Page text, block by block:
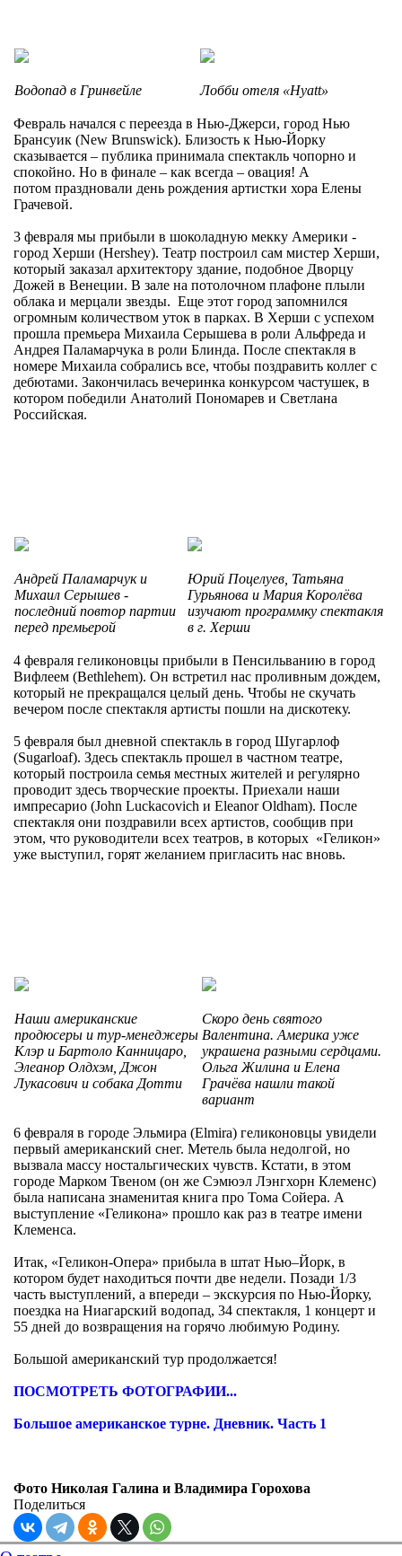
Водопад в Гринвейле Лобби отеля «Hyatt»
Февраль начался с переезда в Нью-Джерси, город Нью
Брансуик (New Brunswick). Близость к Нью-Йорку
сказывается – публика принимала спектакль чопорно и
спокойно. Но в финале – как всегда – овация! А
потом праздновали день рождения артистки хора Елены
Грачевой.
3 февраля мы прибыли в шоколадную мекку Америки -
город Херши (Hershey). Театр построил сам мистер Херши,
который заказал архитектору здание, подобное Дворцу
Дожей в Венеции. В зале на потолочном плафоне плыли
облака и мерцали звезды. Еще этот город запомнился
огромным количеством уток в парках. В Херши с успехом
прошла премьера Михаила Серышева в роли Альфреда и
Андрея Паламарчука в роли Блинда. После спектакля в
номере Михаила собрались все, чтобы поздравить коллег с
дебютами. Закончилась вечеринка конкурсом частушек, в
котором победили Анатолий Пономарев и Светлана
Российская.
Андрей Паламарчук и
Михаил Серышев -
последний повтор партии
перед премьерой
Юрий Поцелуев, Татьяна
Гурьянова и Мария Королёва
изучают программку спектакля
в г. Херши
4 февраля геликоновцы прибыли в Пенсильванию в город
Вифлеем (Bethlehem). Он встретил нас проливным дождем,
который не прекращался целый день. Чтобы не скучать
вечером после спектакля артисты пошли на дискотеку.
5 февраля был дневной спектакль в город Шугарлоф
(Sugarloaf). Здесь спектакль прошел в частном театре,
который построила семья местных жителей и регулярно
проводит здесь творческие проекты. Приехали наши
импресарио (John Luckacovich и Eleanor Oldham). После
спектакля они поздравили всех артистов, сообщив при
этом, что руководители всех театров, в которых «Геликон»
уже выступил, горят желанием пригласить нас вновь.
Наши американские
продюсеры и тур-менеджеры
Клэр и Бартоло Канницаро,
Элеанор Олдхэм, Джон
Лукасович и собака Дотти
Скоро день святого
Валентина. Америка уже
украшена разными сердцами.
Ольга Жилина и Елена
Грачёва нашли такой
вариант
6 февраля в городе Эльмира (Elmira) геликоновцы увидели
первый американский снег. Метель была недолгой, но
вызвала массу ностальгических чувств. Кстати, в этом
городе Марком Твеном (он же Сэмюэл Лэнгхорн Клеменс)
была написана знаменитая книга про Тома Сойера. А
выступление «Геликона» прошло как раз в театре имени
Клеменса.
Итак, «Геликон-Опера» прибыла в штат Нью–Йорк, в
котором будет находиться почти две недели. Позади 1/3
часть выступлений, а впереди – экскурсия по Нью-Йорку,
поездка на Ниагарский водопад, 34 спектакля, 1 концерт и
55 дней до возвращения на горячо любимую Родину.
Большой американский тур продолжается!
ПОСМОТРЕТЬ ФОТОГРАФИИ...
Большое американское турне. Дневник. Часть 1
Фото Николая Галина и Владимира Горохова
Поделиться